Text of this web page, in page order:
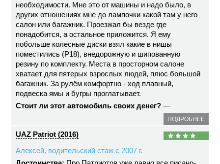
необходимости. Мне это от машины и надо было, в
других отношениях мне до лампочки какой там у него
салон или багажник. Проезжал бы везде где
понадобится, а остальное приложится. Я ему
побольше колесные диски взял какие в нишы
поместились (Р18), внедорожную и шипованную
резину по комплекту. Места в просторном салоне
хватает для пятерых взрослых людей, плюс большой
багажник. За рулём комфортно - ход плавный,
подвеска ямы и бугры проглатывает.
Стоит ли этот автомобиль своих денег? —
ПОДРОБНЕЕ
UAZ Patriot (2016)
Алексей, водительский стаж с 2007 г.